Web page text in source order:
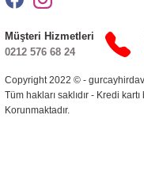
Copyright 2022 © -
Tüm hakları saklıdır - Kredi
Korunmaktadır.
Müşteri Hizmetleri
0212 576 68 24